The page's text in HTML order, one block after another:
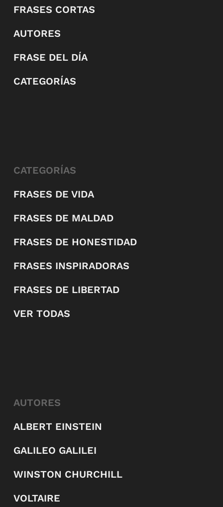
FRASES CORTAS
AUTORES
FRASE DEL DÍA
CATEGORÍAS
CATEGORÍAS
FRASES DE VIDA
FRASES DE MALDAD
FRASES DE HONESTIDAD
FRASES INSPIRADORAS
FRASES DE LIBERTAD
VER TODAS
AUTORES
ALBERT EINSTEIN
GALILEO GALILEI
WINSTON CHURCHILL
VOLTAIRE